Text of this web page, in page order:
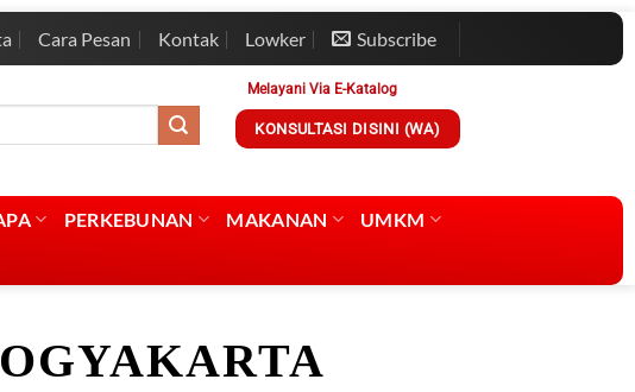
Cara Pesan Kontak Lowker Subscribe
Melayani Via E-Katalog
KONSULTASI DISINI (WA)
PERKEBUNAN MAKANAN
UMKM